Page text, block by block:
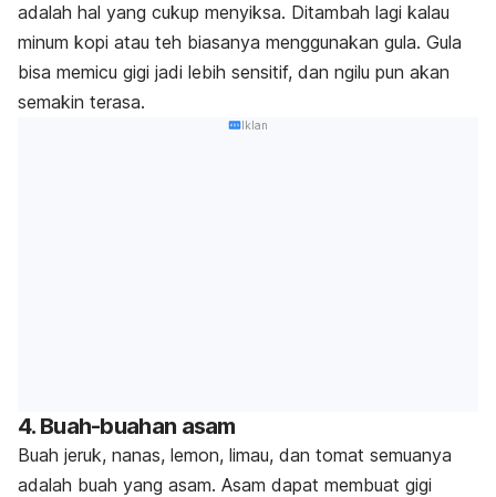
adalah hal yang cukup menyiksa. Ditambah lagi kalau
minum kopi atau teh biasanya menggunakan gula. Gula
bisa memicu gigi jadi lebih sensitif, dan ngilu pun akan
semakin terasa.
Iklan
4. Buah-buahan asam
Buah jeruk, nanas, lemon, limau, dan tomat semuanya
adalah buah yang asam. Asam dapat membuat gigi